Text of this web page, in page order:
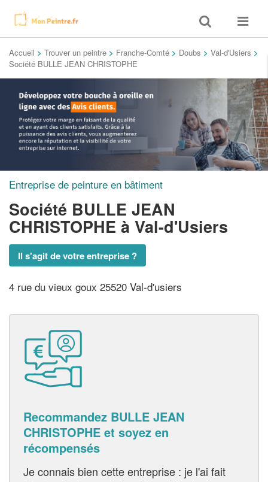
Toggle
search
Toggle
Accueil > Trouver un peintre > Franche-Comté > Doubs > Val-d'Usiers >
Société BULLE JEAN CHRISTOPHE
Entreprise de peinture en bâtiment
Société BULLE JEAN
CHRISTOPHE à Val-d'Usiers
Il s'agit de votre entreprise ?
4 rue du vieux goux 25520 Val-d'usiers
Recommandez BULLE JEAN
CHRISTOPHE et soyez en
récompensés
Je connais bien cette entreprise : je l'ai fait